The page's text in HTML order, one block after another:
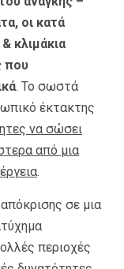
οι κατά
κλιμάκια
που
. Το σωστά
έκτακτης
να σώσει
από μια
.
σε μια
περιοχές